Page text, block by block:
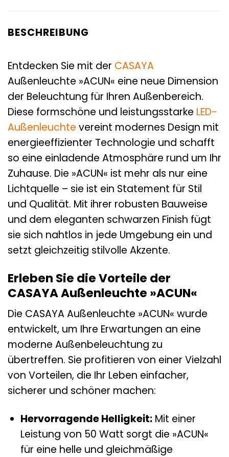
BESCHREIBUNG
Entdecken Sie mit der CASAYA
Außenleuchte »ACUN« eine neue Dimension
der Beleuchtung für Ihren Außenbereich.
Diese formschöne und leistungsstarke LED-
Außenleuchte vereint modernes Design mit
energieeffizienter Technologie und schafft
so eine einladende Atmosphäre rund um Ihr
Zuhause. Die »ACUN« ist mehr als nur eine
Lichtquelle – sie ist ein Statement für Stil
und Qualität. Mit ihrer robusten Bauweise
und dem eleganten schwarzen Finish fügt
sie sich nahtlos in jede Umgebung ein und
setzt gleichzeitig stilvolle Akzente.
Erleben Sie die Vorteile der
CASAYA Außenleuchte »ACUN«
Die CASAYA Außenleuchte »ACUN« wurde
entwickelt, um Ihre Erwartungen an eine
moderne Außenbeleuchtung zu
übertreffen. Sie profitieren von einer Vielzahl
von Vorteilen, die Ihr Leben einfacher,
sicherer und schöner machen:
Hervorragende Helligkeit:Mit einer
Leistung von 50 Watt sorgt die »ACUN«
für eine helle und gleichmäßige